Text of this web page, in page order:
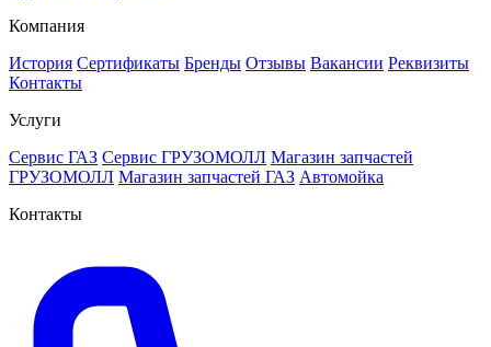
Компания
История Сертификаты Бренды Отзывы Вакансии Реквизиты
Контакты
Услуги
Сервис ГАЗ Сервис ГРУЗОМОЛЛ Магазин запчастей
ГРУЗОМОЛЛ Магазин запчастей ГАЗ Автомойка
Контакты